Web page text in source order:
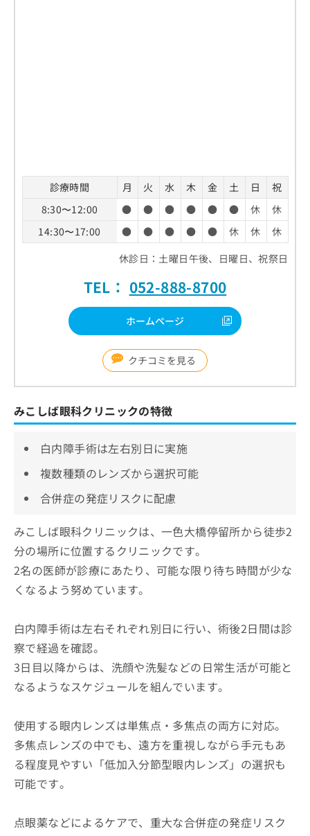
診療時間 月 火 水 木 金 土 日
祝
8:30〜12:00
● ● ● ● ● ● 休
休
14:30〜17:00
● ● ● ● ● 休 休
休
休診日：土曜日午後、日曜日、祝祭日
TEL： 052-888-8700
ホームページ
クチコミを見る
みこしば眼科クリニックの特徴
白内障手術は左右別日に実施
複数種類のレンズから選択可能
合併症の発症リスクに配慮
みこしば眼科クリニックは、一色大橋停留所から徒歩2
分の場所に位置するクリニックです。
2名の医師が診療にあたり、可能な限り待ち時間が少な
くなるよう努めています。
白内障手術は左右それぞれ別日に行い、術後2日間は診
察で経過を確認。
3日目以降からは、洗顔や洗髪などの日常生活が可能と
なるようなスケジュールを組んでいます。
使用する眼内レンズは単焦点・多焦点の両方に対応。
多焦点レンズの中でも、遠方を重視しながら手元もあ
る程度見やすい「低加入分節型眼内レンズ」の選択も
可能です。
点眼薬などによるケアで、重大な合併症の発症リスク